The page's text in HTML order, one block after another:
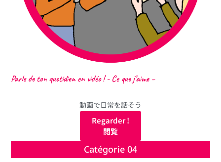
Parle de ton quotidien en vidéo ! - Ce que j’aime –
動画で日常を話そう
Regarder !
閲覧
Catégorie 04